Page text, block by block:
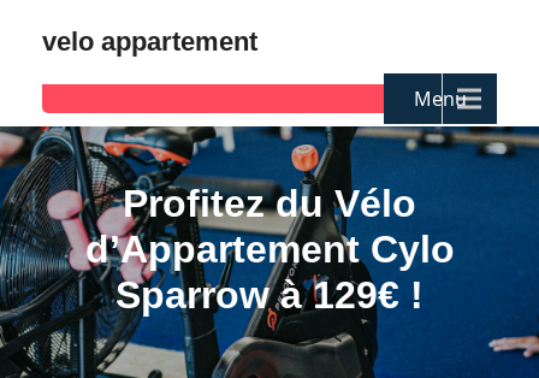
velo appartement
Menu
Profitez du Vélo
d’Appartement Cylo
Sparrow à 129€ !